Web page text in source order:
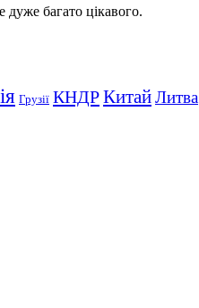
дуже багато цікавого.
Грузії КНДРКитайЛитва